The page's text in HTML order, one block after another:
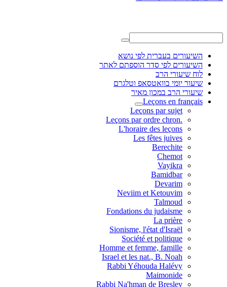
השיעורים בעברית לפי נושא
השיעורים לפי סדר הוספתם לאתר
לוח שיעורי הרב
שיעור יומי בוואטסאפ וטלגרם
שיעורי הרב במכון מאיר
Leçons en français
Leçons par sujet
.Leçons par ordre chron
L'horaire des leçons
Les fêtes juives
Berechite
Chemot
Vayikra
Bamidbar
Devarim
Neviim et Ketouvim
Talmoud
Fondations du judaisme
La prière
Sionisme, l'état d'Israël
Société et politique
Homme et femme, famille
Israel et les nat., B. Noah
Rabbi Yéhouda Halévy
Maimonide
Rabbi Na'hman de Breslev